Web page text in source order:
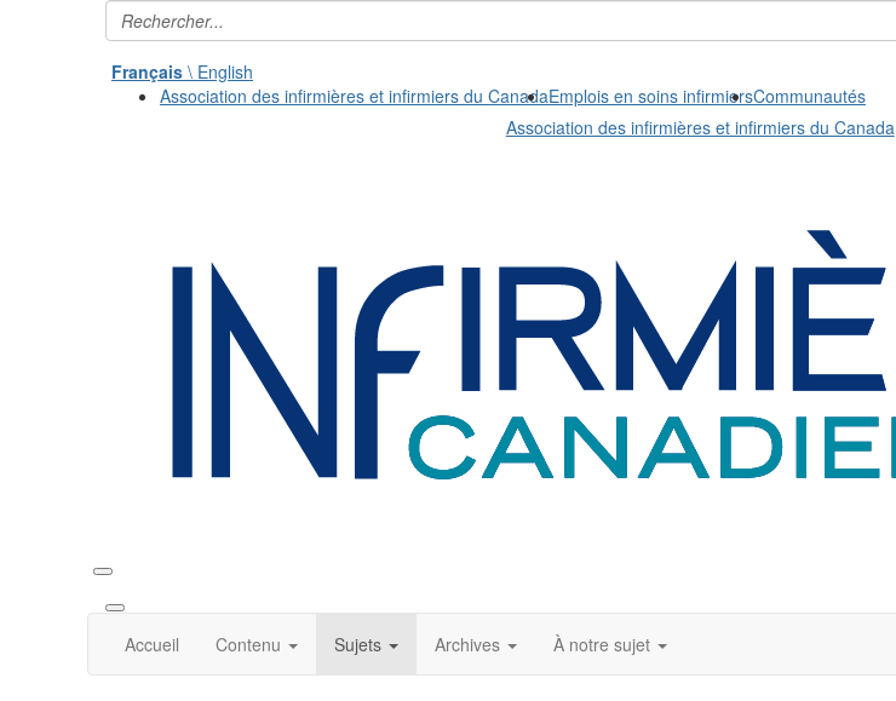
Français \ English
Association des infirmières et infirmiers du CanadaEmplois en soins infirmiersCommunautés
Association des infirmières et infirmiers du Canada
Accueil Contenu Sujets Archives À notre sujet